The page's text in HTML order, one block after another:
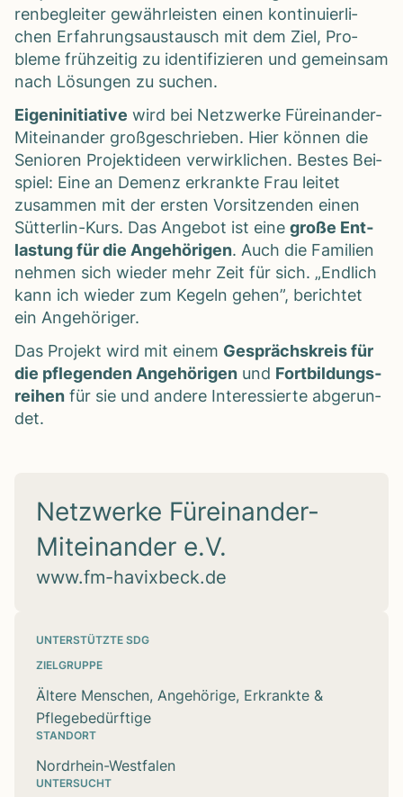
ren­be­glei­ter gewähr­leis­ten einen kon­ti­nu­ier­li­
chen Erfah­rungs­aus­tausch mit dem Ziel, Pro­
bleme früh­zei­tig zu iden­ti­fi­zie­ren und gemein­sam
nach Lösun­gen zu suchen.
Eigen­in­itia­tive wird bei Netz­werke Für­ein­an­der-
Mit­ein­an­der groß­ge­schrie­ben. Hier kön­nen die
Senio­ren Pro­jekt­ideen ver­wirk­li­chen. Bes­tes Bei­
spiel: Eine an Demenz erkrankte Frau lei­tet
zusam­men mit der ers­ten Vor­sit­zen­den einen
Süt­ter­lin-Kurs. Das Ange­bot ist eine große Ent­
las­tung für die Ange­hö­ri­gen. Auch die Fami­lien
neh­men sich wie­der mehr Zeit für sich. „End­lich
kann ich wie­der zum Kegeln gehen”, berich­tet
ein Ange­hö­ri­ger.
Das Pro­jekt wird mit einem Gesprächs­kreis für
die pfle­gen­den Ange­hö­ri­gen und Fort­bil­dungs­
rei­hen für sie und andere Inter­es­sierte abge­run­
det.
Netzwerke Füreinander-
Miteinander e.V.
www.fm-havixbeck.de
UNTERSTÜTZTE SDG
ZIELGRUPPE
Ältere Menschen, Angehörige, Erkrankte &
Pflegebedürftige
STANDORT
Nordrhein-Westfalen
UNTERSUCHT